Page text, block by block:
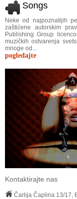
Songs
Neke od najpoznatijih
zaštićene autorskim
Publishing Group
muzičkih ostvarenja
mnoge od...
pogledajte
Kontaktirajte nas
Čarlija Čaplina 13/17,